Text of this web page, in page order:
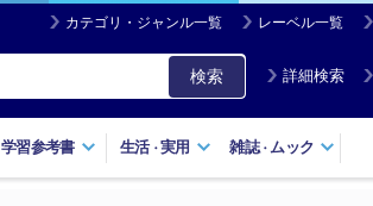
カテゴリ・ジャンル一覧 レーベル一覧
検索 詳細検索
学習参考書 生活・実用 雑誌・ ムック